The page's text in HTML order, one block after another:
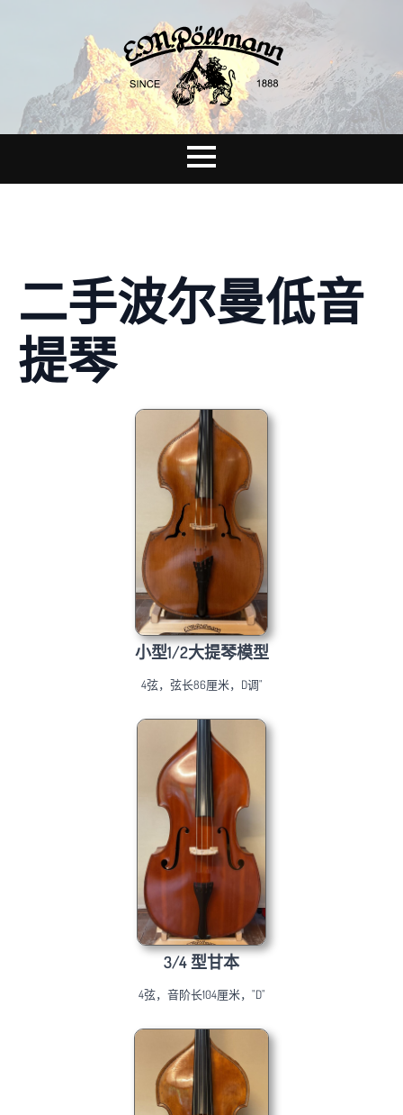
二手波尔曼低音
提琴
小型1/2大提琴模型
4弦，弦长86厘米，D调"
3/4 型甘本
4弦，音阶长104厘米，"D"